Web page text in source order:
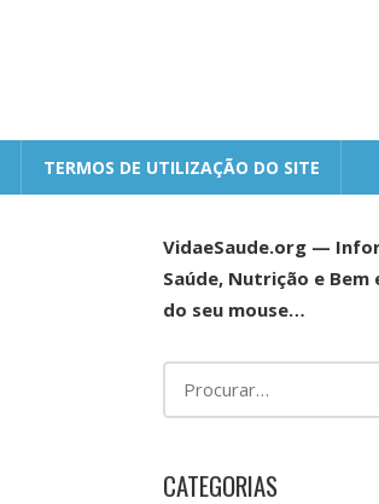
TERMOS DE UTILIZAÇÃO DO SITE
VidaeSaude.org —
Saúde, Nutrição e
do seu mouse…
CATEGORIAS